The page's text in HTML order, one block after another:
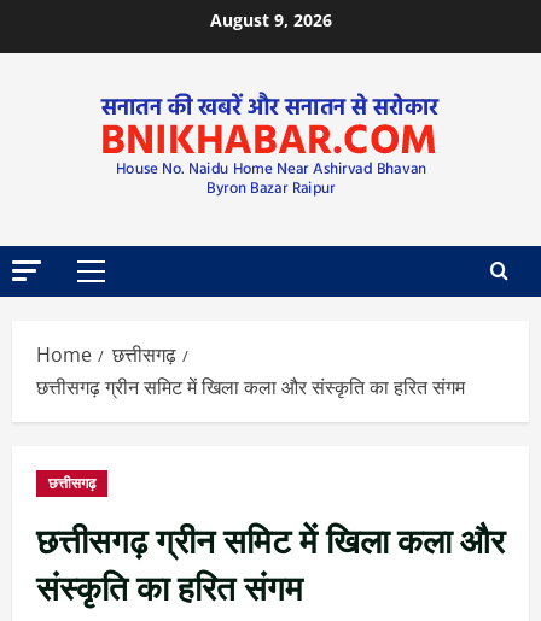
August 9, 2026
Home
छत्तीसगढ़
छत्तीसगढ़ ग्रीन समिट में खिला कला और संस्कृति का हरित संगम
छत्तीसगढ़
छत्तीसगढ़ ग्रीन समिट में खिला कला और
संस्कृति का हरित संगम